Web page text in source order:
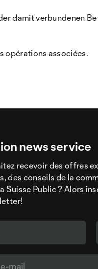
damit verbundenen
opérations associées.
news service
recevoir des offres
des conseils de la
Suisse Public ? Alors